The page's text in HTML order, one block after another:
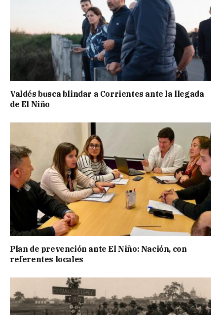
Valdés busca blindar a Corrientes ante la llegada
de El Niño
Plan de prevención ante El Niño: Nación, con
referentes locales